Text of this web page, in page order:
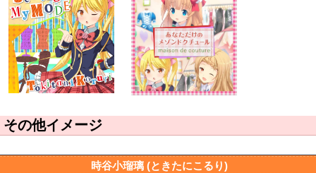
その他イメージ
時谷小瑠璃 (ときたにこるり)